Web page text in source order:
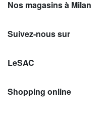
Nos magasins à Milan
Suivez-nous sur
LeSAC
Shopping online